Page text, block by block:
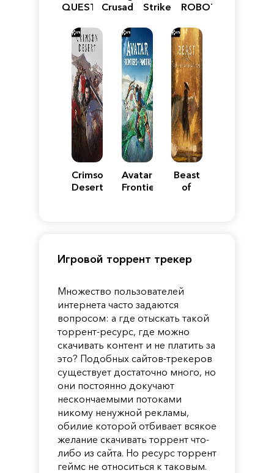
QUEST
Reimagined
Crusader:
Edition
Strike
ROBOT
Y
Crimson
Desert
Avatar:
Frontiers
Beast
of
Игровой торрент трекер
Множество пользователей
интернета часто задаются
вопросом: а где отыскать такой
торрент-ресурс, где можно
скачивать контент и не платить за
это? Подобных сайтов-трекеров
существует достаточно много, но
они постоянно докучают
нескончаемыми потоками
никому ненужной рекламы,
обилие которой отбивает всякое
желание скачивать торрент что-
либо из сайта. Но ресурс торрент
геймс не относиться к таковым.